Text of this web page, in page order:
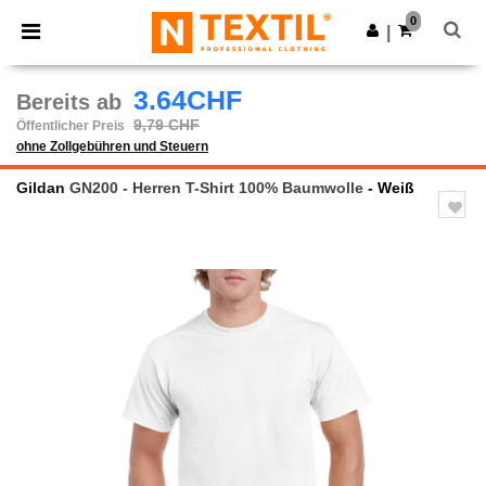
× Ntextil App
Bessere Preise in der App!
App holen
0
Bereits ab 3.64CHF
Öffentlicher Preis 9,79 CHF
ohne Zollgebühren und Steuern
Gildan GN200 - Herren T-Shirt 100% Baumwolle - Weiß